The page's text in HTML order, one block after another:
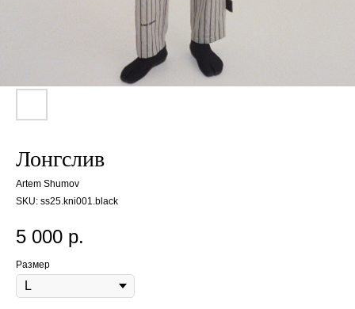
Лонгслив
Artem Shumov
SKU: ss25.kni001.black
5 000 р.
Размер